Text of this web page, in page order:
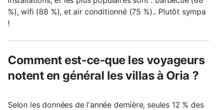
%), wifi (88 %), et air conditionné (75 %).. Plutôt sympa
!
Comment est-ce-que les voyageurs
notent en général les villas à Oria ?
Selon les données de l'année dernière, seules 12 % des